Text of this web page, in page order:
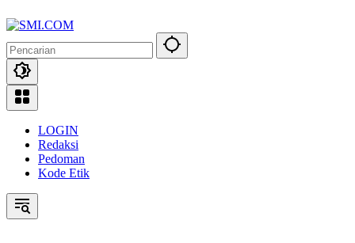
ke
konten
LOGIN
Redaksi
Pedoman
Kode Etik